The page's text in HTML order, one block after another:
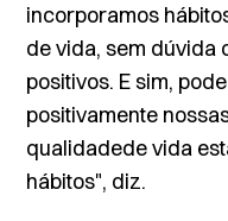
incorporamos
de vida, sem dúvida
positivos. E sim,
positivamente
qualidadede vida
hábitos", diz.